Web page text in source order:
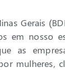
Gerais
em nosso
as
mulheres,